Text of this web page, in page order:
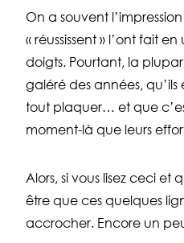
On a souvent
« réussissent » l’ont fait
doigts. Pourtant, la
galéré des années,
tout plaquer… et que
moment-là que leurs
Alors, si vous lisez ceci et
être que ces quelques
accrocher. Encore un